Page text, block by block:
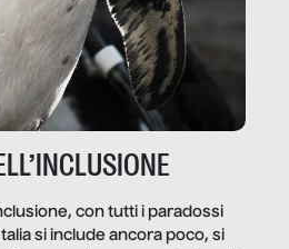
con tutti i paradossi
si include ancora poco, si